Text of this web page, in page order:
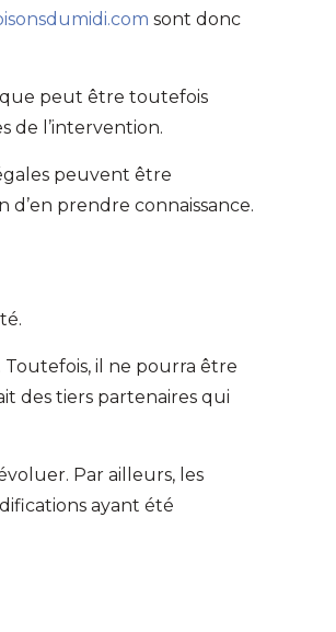
sont donc
peut être toutefois
de l’intervention.
peuvent être
d’en prendre connaissance.
Toutefois, il ne pourra être
des tiers partenaires qui
Par ailleurs, les
ayant été